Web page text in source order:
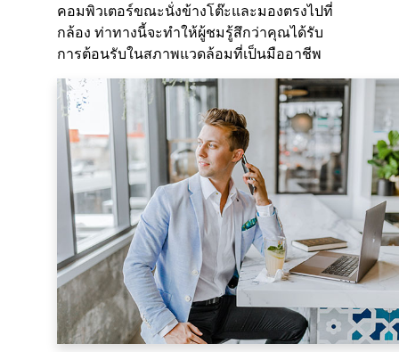
คอมพิวเตอร์ขณะนั่งข้างโต๊ะและมองตรงไปที่
กล้อง ท่าทางนี้จะทำให้ผู้ชมรู้สึกว่าคุณได้รับ
การต้อนรับในสภาพแวดล้อมที่เป็นมืออาชีพ